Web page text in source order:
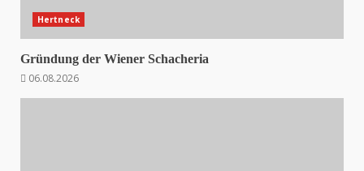
Hertneck
Gründung der Wiener Schacheria
06.08.2026